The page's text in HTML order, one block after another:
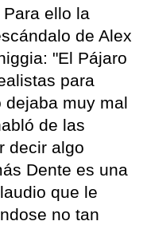
ello la
de Alex
"El Pájaro
para
dejaba muy mal
de las
decir algo
Dente es una
que le
no tan